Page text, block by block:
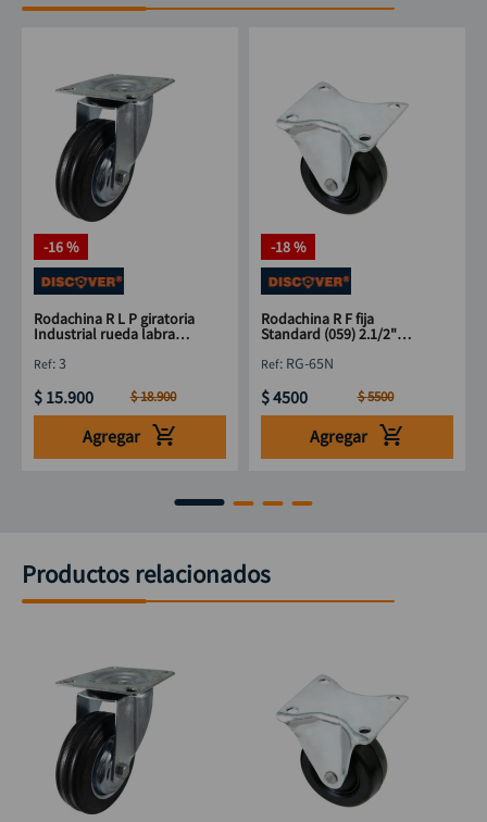
-16 %
Rodachina R L P giratoria
Industrial rueda labrada
:3
$ 15.900 $18.900
Agregar
-18 %
Rodachina R F fija
Standard (059) 2.1/2"
: RG-65N
$4500 $5500
Agregar
Productos relacionados